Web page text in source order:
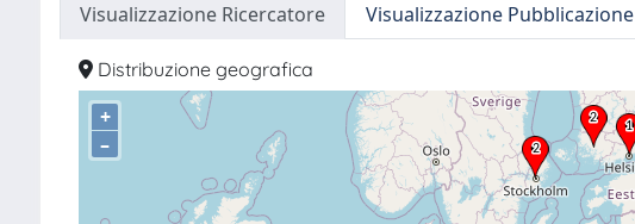
Visualizzazione Ricercatore Visualizzazione Pubblicazione
Distribuzione geografica
+
–